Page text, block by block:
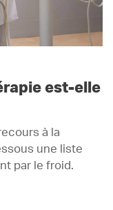
est-elle
à la
une liste
par le froid.